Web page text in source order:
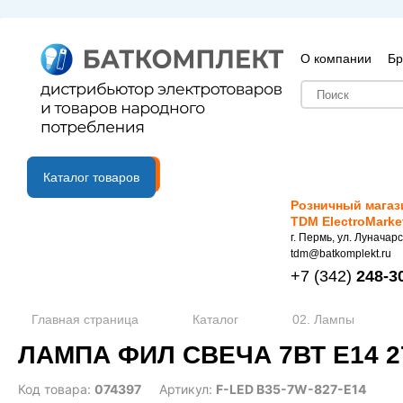
О компании
B2B портал
Каталог товаров
Розничный
TDM
г. Пермь, ул.
tdm@batkomplekt.ru
+7 (342) 248-
Главная страница Каталог 02. Лампы
ЛАМПА ФИЛ СВЕЧА 7ВТ Е14
Код товара: 074397 Артикул: F-LED B35-7W-827-E14